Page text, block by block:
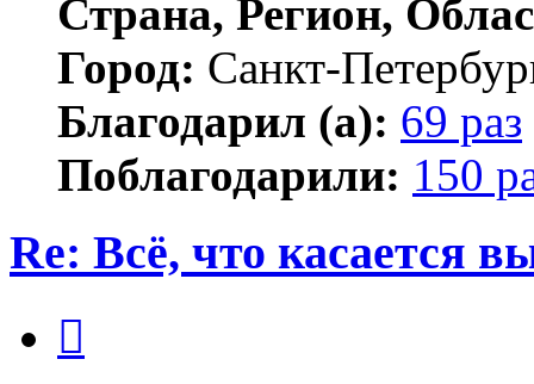
Страна, Регион,
Город: Санкт-
Благодарил (а): 69 раз
Поблагодарили: 150
Re: Всё, что касается